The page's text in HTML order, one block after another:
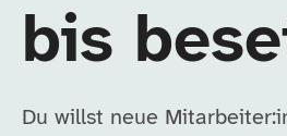
bis
Du willst neue